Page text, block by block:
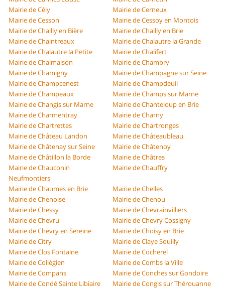
Mairie de Cély
Mairie de Cerneux
Mairie de Cesson
Mairie de Cessoy en Montois
Mairie de Chailly en Bière
Mairie de Chailly en Brie
Mairie de Chaintreaux
Mairie de Chalautre la Grande
Mairie de Chalautre la Petite
Mairie de Chalifert
Mairie de Chalmaison
Mairie de Chambry
Mairie de Chamigny
Mairie de Champagne sur Seine
Mairie de Champcenest
Mairie de Champdeuil
Mairie de Champeaux
Mairie de Champs sur Marne
Mairie de Changis sur Marne
Mairie de Chanteloup en Brie
Mairie de Charmentray
Mairie de Charny
Mairie de Chartrettes
Mairie de Chartronges
Mairie de Château Landon
Mairie de Châteaubleau
Mairie de Châtenay sur Seine
Mairie de Châtenoy
Mairie de Châtillon la Borde
Mairie de Châtres
Mairie de Chauconin
Neufmontiers
Mairie de Chauffry
Mairie de Chaumes en Brie
Mairie de Chelles
Mairie de Chenoise
Mairie de Chenou
Mairie de Chessy
Mairie de Chevrainvilliers
Mairie de Chevru
Mairie de Chevry Cossigny
Mairie de Chevry en Sereine
Mairie de Choisy en Brie
Mairie de Citry
Mairie de Claye Souilly
Mairie de Clos Fontaine
Mairie de Cocherel
Mairie de Collégien
Mairie de Combs la Ville
Mairie de Compans
Mairie de Conches sur Gondoire
Mairie de Condé Sainte Libiaire
Mairie de Congis sur Thérouanne